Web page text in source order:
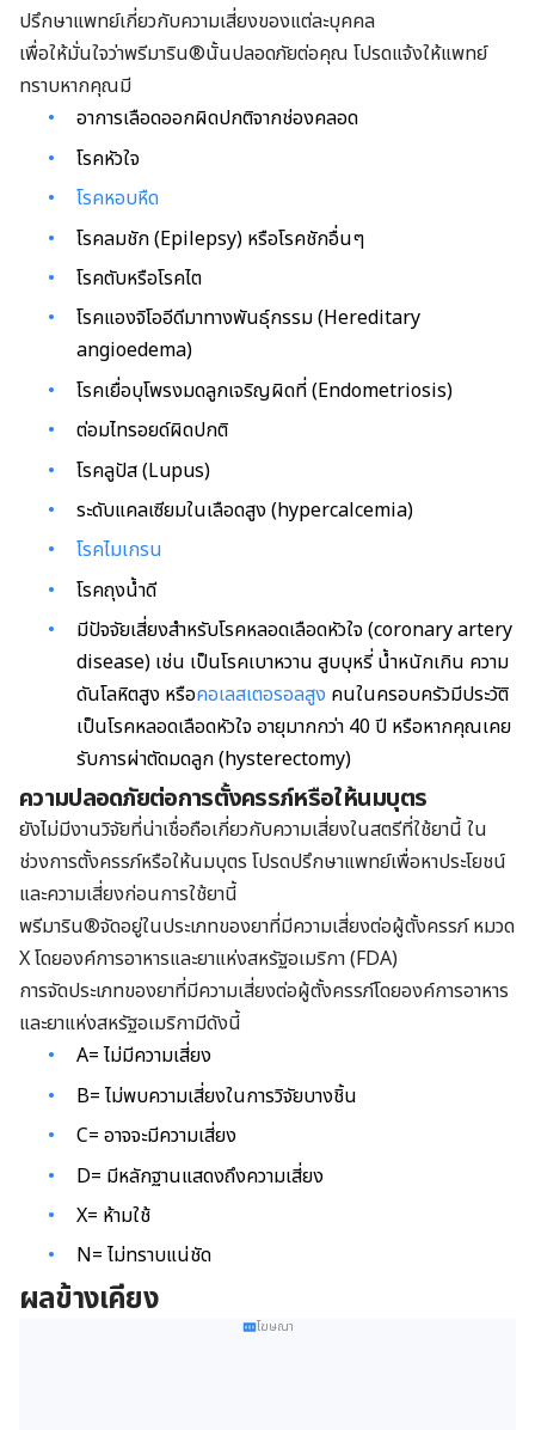
ปรึกษาแพทย์เกี่ยวกับความเสี่ยงของแต่ละบุคคล
เพื่อให้มั่นใจว่าพรีมาริน®นั้นปลอดภัยต่อคุณ โปรดแจ้งให้แพทย์
ทราบหากคุณมี
อาการเลือดออกผิดปกติจากช่องคลอด
โรคหัวใจ
โรคหอบหืด
โรคลมชัก (Epilepsy) หรือโรคชักอื่นๆ
โรคตับหรือโรคไต
โรคแองจิโออีดีมาทางพันธุ์กรรม (Hereditary
angioedema)
โรคเยื่อบุโพรงมดลูกเจริญผิดที่ (Endometriosis)
ต่อมไทรอยด์ผิดปกติ
โรคลูปัส (Lupus)
ระดับแคลเซียมในเลือดสูง (hypercalcemia)
โรคไมเกรน
โรคถุงน้ำดี
มีปัจจัยเสี่ยงสำหรับโรคหลอดเลือดหัวใจ (coronary artery
disease) เช่น เป็นโรคเบาหวาน สูบบุหรี่ น้ำหนักเกิน ความ
ดันโลหิตสูง หรือคอเลสเตอรอลสูง คนในครอบครัวมีประวัติ
เป็นโรคหลอดเลือดหัวใจ อายุมากกว่า 40 ปี หรือหากคุณเคย
รับการผ่าตัดมดลูก (hysterectomy)
ความปลอดภัยต่อการตั้งครรภ์หรือให้นมบุตร
ยังไม่มีงานวิจัยที่น่าเชื่อถือเกี่ยวกับความเสี่ยงในสตรีที่ใช้ยานี้ ใน
ช่วงการตั้งครรภ์หรือให้นมบุตร โปรดปรึกษาแพทย์เพื่อหาประโยชน์
และความเสี่ยงก่อนการใช้ยานี้
พรีมาริน®จัดอยู่ในประเภทของยาที่มีความเสี่ยงต่อผู้ตั้งครรภ์ หมวด
X โดยองค์การอาหารและยาแห่งสหรัฐอเมริกา (FDA)
การจัดประเภทของยาที่มีความเสี่ยงต่อผู้ตั้งครรภ์โดยองค์การอาหาร
และยาแห่งสหรัฐอเมริกามีดังนี้
A= ไม่มีความเสี่ยง
B= ไม่พบความเสี่ยงในการวิจัยบางชิ้น
C= อาจจะมีความเสี่ยง
D= มีหลักฐานแสดงถึงความเสี่ยง
X= ห้ามใช้
N= ไม่ทราบแน่ชัด
ผลข้างเคียง
โฆษณา